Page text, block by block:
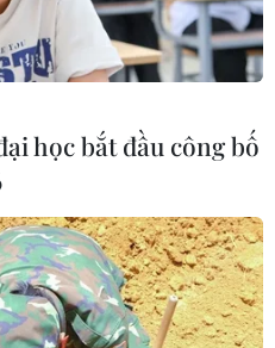
học bắt đầu công bố